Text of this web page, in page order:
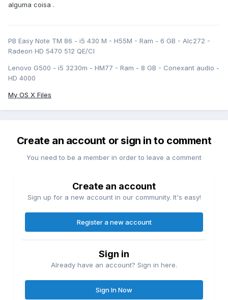
alguma coisa .
PB Easy Note TM 86 - i5 430 M - H55M - Ram - 6 GB - Alc272 -
Radeon HD 5470 512 QE/CI
Lenovo G500 - i5 3230m - HM77 - Ram - 8 GB - Conexant audio -
HD 4000
My OS X Files
Create an account or sign in to comment
You need to be a member in order to leave a comment
Create an account
Sign up for a new account in our community. It's easy!
Register a new account
Sign in
Already have an account? Sign in here.
Sign In Now